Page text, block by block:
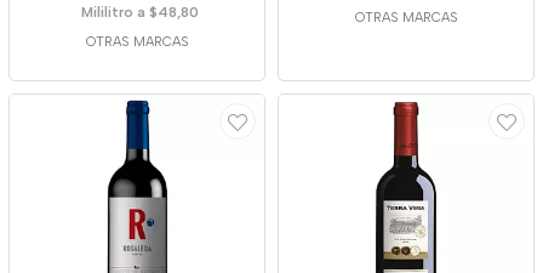
Mililitro a $48,80
OTRAS MARCAS
OTRAS MARCAS